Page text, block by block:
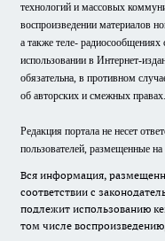
технологий и массовых
воспроизведении материалов
а также теле- радиосообщениях
использовании в Интернет-
обязательна, в противном
об авторских и смежных правах.
Редакция портала не несет
пользователей, размещенные на
Вся информация,
соответствии с
подлежит использованию
том числе